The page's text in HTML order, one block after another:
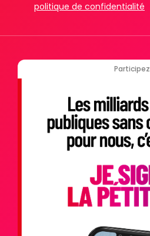
politique de confidentialité
Participez